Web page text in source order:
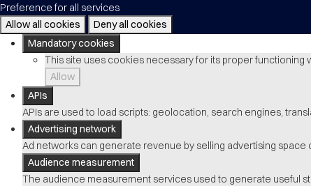
Preference for all services
Allow all cookies
Deny all cookies
Mandatory cookies
This site uses cookies necessary for its proper functioning
Allow
APIs
APIs are used to load scripts: geolocation, search engines,
Advertising network
Ad networks can generate revenue by selling advertising space
Audience measurement
The audience measurement services used to generate useful